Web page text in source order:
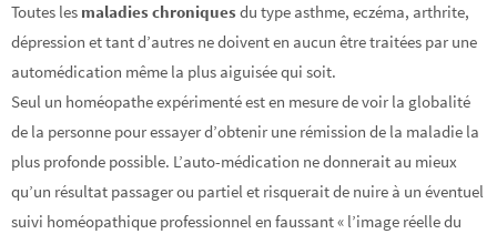
Toutes les maladies chroniques du type asthme, eczéma, arthrite,
dépression et tant d’autres ne doivent en aucun être traitées par une
automédication même la plus aiguisée qui soit.
Seul un homéopathe expérimenté est en mesure de voir la globalité
de la personne pour essayer d’obtenir une rémission de la maladie la
plus profonde possible. L’auto-médication ne donnerait au mieux
qu’un résultat passager ou partiel et risquerait de nuire à un éventuel
suivi homéopathique professionnel en faussant « l’image réelle du